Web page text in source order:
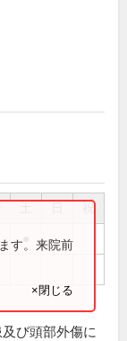
祝
す。来院前
×閉じる
び頭部外傷に